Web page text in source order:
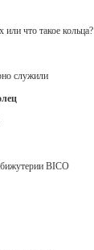
или что такое кольца?
служили
BICO